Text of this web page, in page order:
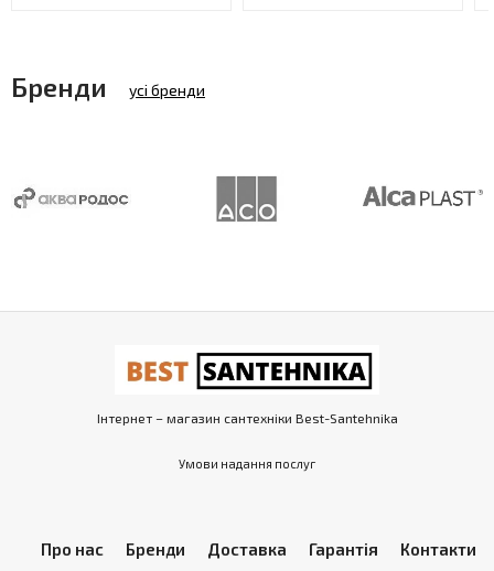
Бренди усі бренди
Інтернет – магазин сантехніки Best-Santehnika
Умови надання послуг
Про нас Бренди Доставка Гарантія Контакти